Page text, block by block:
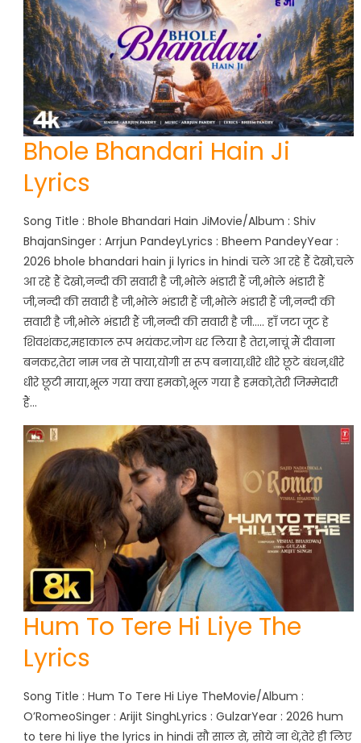
Bhole Bhandari Hain Ji
Lyrics
Song Title : Bhole Bhandari Hain JiMovie/Album : Shiv
BhajanSinger : Arrjun PandeyLyrics : Bheem PandeyYear :
2026 bhole bhandari hain ji lyrics in hindi चले आ रहे हैं देखो,चले
आ रहे हैं देखो,नन्दी की सवारी है जी,भोले भंडारी हैं जी,भोले भंडारी हैं
जी,नन्दी की सवारी है जी,भोले भंडारी हैं जी,भोले भंडारी हैं जी,नन्दी की
सवारी है जी,भोले भंडारी हैं जी,नन्दी की सवारी है जी….. हाँ जटा जूट हे
शिवशंकर,महाकाल रूप भयंकर.जोग धर लिया है तेरा,नाचूं मैं दीवाना
बनकर,तेरा नाम जब से पाया,योगी स रूप बनाया,धीरे धीरे छूटे बंधन,धीरे
धीरे छूटी माया,भूल गया क्या हमको,भूल गया है हमको,तेरी जिम्मेदारी
हैं…
Hum To Tere Hi Liye The
Lyrics
Song Title : Hum To Tere Hi Liye TheMovie/Album :
O’RomeoSinger : Arijit SinghLyrics : GulzarYear : 2026 hum
to tere hi liye the lyrics in hindi सौ साल से, सोये ना थे,तेरे ही लिए